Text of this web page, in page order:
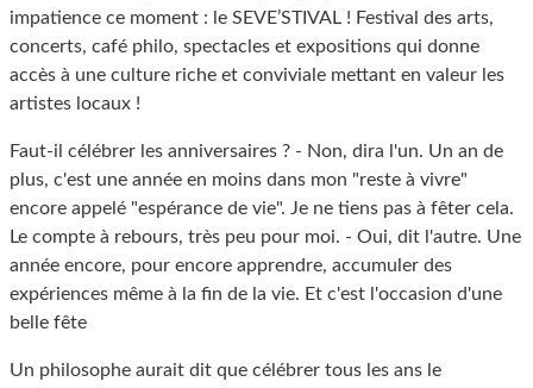
impatience ce moment : le SEVE’STIVAL ! Festival des arts,
concerts, café philo, spectacles et expositions qui donne
accès à une culture riche et conviviale mettant en valeur les
artistes locaux !
Faut-il célébrer les anniversaires ? - Non, dira l'un. Un an de
plus, c'est une année en moins dans mon "reste à vivre"
encore appelé "espérance de vie". Je ne tiens pas à fêter cela.
Le compte à rebours, très peu pour moi. - Oui, dit l'autre. Une
année encore, pour encore apprendre, accumuler des
expériences même à la fin de la vie. Et c'est l'occasion d'une
belle fête
Un philosophe aurait dit que célébrer tous les ans le